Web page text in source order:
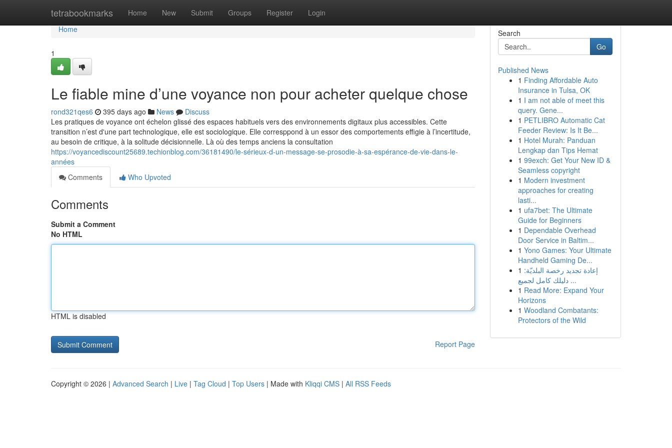
tetrabookmarks Home New Submit Groups Register Login
Home
Home
1
Le fiable mine d’une voyance non pour acheter quelque chose
rond321qes6 395 days ago News
Discuss
Les pratiques de voyance ont échelon glissé des espaces habituels vers des environnements digitaux plus accessibles. Cette
transition n’est d'une part technologique, elle est sociologique. Elle corresppond à un essor des comportements effigie à l’incertitude,
au besoin de critique, à la solitude décisionnelle. Là où des temps anciens la consultation
https://voyancediscount25689.techionblog.com/36181490/le-sérieux-d-un-message-se-prosodie-à-sa-espérance-de-vie-dans-le-
années
Comments
Who Upvoted
Comments
Submit a Comment
No HTML
HTML is disabled
Report Page
Search
Go
Published News
1 Finding Affordable Auto
Insurance in Tulsa, OK
1 I am not able of meet this
query. Gene...
1 PETLIBRO Automatic Cat
Feeder Review: Is It Be...
1 Hotel Murah: Panduan
Lengkap dan Tips Hemat
1 99exch: Get Your New ID &
Seamless copyright
1 Modern investment
approaches for creating
lasti...
1 ufa7bet: The Ultimate
Guide for Beginners
1 Dependable Overhead
Door Service in Baltim...
1 Yono Games: Your Ultimate
Handheld Gaming De...
1 إعادة تجديد رخصة البلديّة:
دليلك كامل لجميع ...
1 Read More: Expand Your
Horizons
1 Woodland Combatants:
Protectors of the Wild
Copyright © 2026 | Advanced Search | Live | Tag Cloud | Top Users | Made with Kliqqi CMS | All RSS Feeds